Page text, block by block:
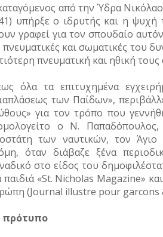
από την Ύδρα
υπήρξε ο ιδρυτής και η ψυχή
γραφεί για τον σπουδαίο
πνευματικές και σωματικές του
πνευματική και ηθική τους
όλα τα επιτυχημένα
των Παίδων»,
για τον τρόπο που
ο Ν.
των ναυτικών, τον Άγιο
όταν διάβαζε ξένα
στο είδος του
παιδιά «St. Nicholas Magazine»
(Journal illustre pour garcons
πρότυπο